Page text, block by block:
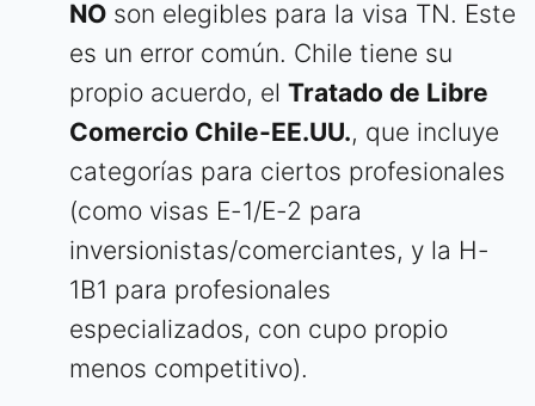
NO son elegibles para la visa TN. Este
es un error común. Chile tiene su
propio acuerdo, el Tratado de Libre
Comercio Chile-EE.UU., que incluye
categorías para ciertos profesionales
(como visas E-1/E-2 para
inversionistas/comerciantes, y la H-
1B1 para profesionales
especializados, con cupo propio
menos competitivo).